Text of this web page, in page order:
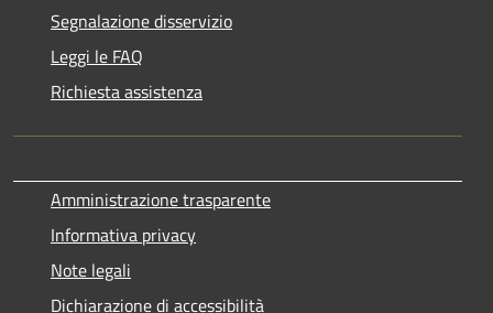
Segnalazione disservizio
Leggi le FAQ
Richiesta assistenza
Amministrazione trasparente
Informativa privacy
Note legali
Dichiarazione di accessibilità